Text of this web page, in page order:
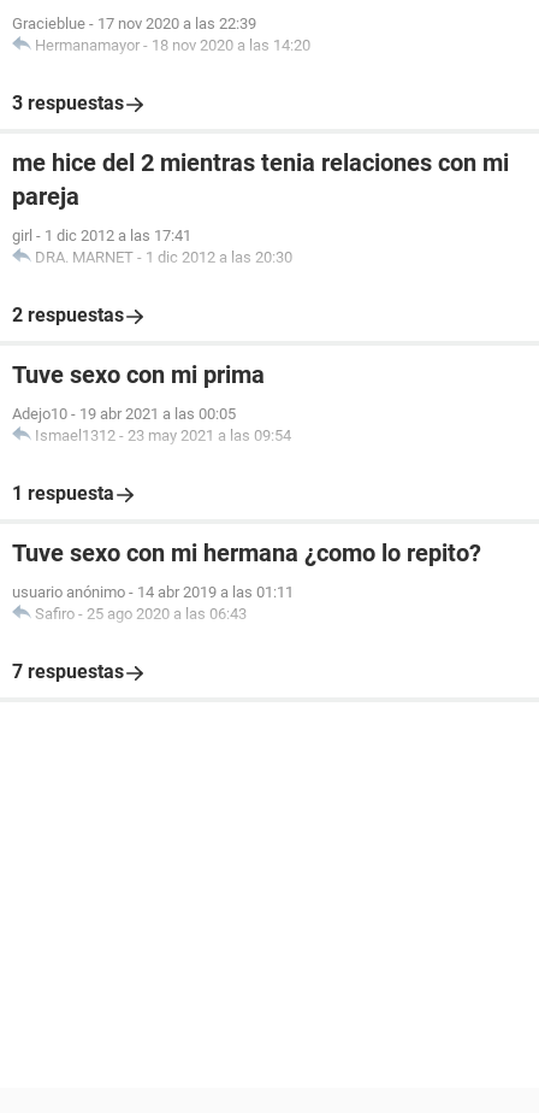
Gracieblue - 17 nov 2020 a las 22:39
Hermanamayor - 18 nov 2020 a las 14:20
3 respuestas
me hice del 2 mientras tenia relaciones con mi
pareja
girl - 1 dic 2012 a las 17:41
DRA. MARNET - 1 dic 2012 a las 20:30
2 respuestas
Tuve sexo con mi prima
Adejo10 - 19 abr 2021 a las 00:05
Ismael1312 - 23 may 2021 a las 09:54
1 respuesta
Tuve sexo con mi hermana ¿como lo repito?
usuario anónimo - 14 abr 2019 a las 01:11
Safiro - 25 ago 2020 a las 06:43
7 respuestas